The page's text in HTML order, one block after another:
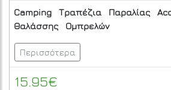
Camping Τραπέζια Παραλίας
Θαλάσσης
Ομπρελών
Περισσότερα
15.95€